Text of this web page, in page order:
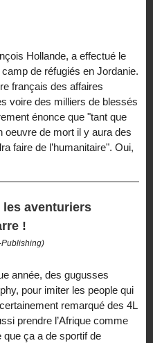
Hollande, a effectué le
de réfugiés en Jordanie.
français des affaires
voire des milliers de blessés
énonce que "tant que
oeuvre de mort il y aura des
faire de l’humanitaire". Oui,
aventuriers
!
année, des gugusses
pour imiter les people qui
remarqué des 4L
prendre l’Afrique comme
que ça a de sportif de